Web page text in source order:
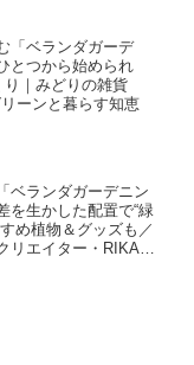
「ベランダガーデ
とつから始められ
り｜みどりの雑貨
ーンと暮らす知恵
ベランダガーデニン
を生かした配置で“緑
め植物＆グッズも／
リエイター・RIKAさ